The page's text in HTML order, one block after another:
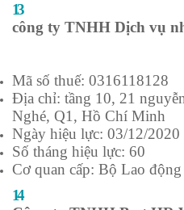
13
công ty TNHH Dịch vụ
Mã số thuế: 0316118128
Địa chỉ: tầng 10, 21
Nghé, Q1, Hồ Chí Minh
Ngày hiệu lực: 03/12/2020
Số tháng hiệu lực: 60
Cơ quan cấp: Bộ Lao
14